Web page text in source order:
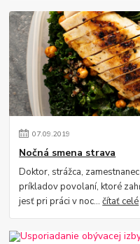
07.09.2019
Nočná smena strava
Doktor, strážca,
príkladov povolaní, ktoré
jesť pri práci v noc...čítať celé